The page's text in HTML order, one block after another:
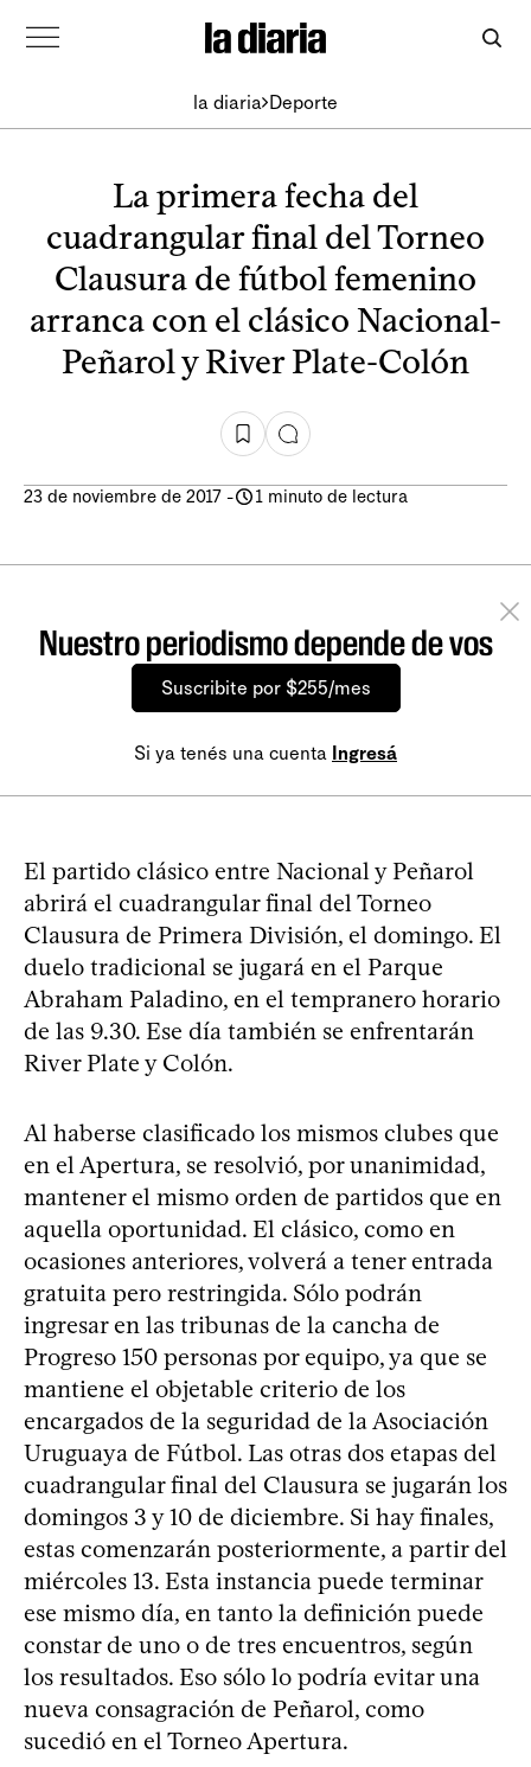
la diaria Deporte
La primera fecha del
cuadrangular final del Torneo
Clausura de fútbol femenino
arranca con el clásico Nacional-
Peñarol y River Plate-Colón
23 de noviembre de 2017 - 1 minuto de lectura
Nuestro periodismo depende de vos
Suscribite por $255/mes
Si ya tenés una cuenta Ingresá
El partido clásico entre Nacional y Peñarol
abrirá el cuadrangular final del Torneo
Clausura de Primera División, el domingo. El
duelo tradicional se jugará en el Parque
Abraham Paladino, en el tempranero horario
de las 9.30. Ese día también se enfrentarán
River Plate y Colón.
Al haberse clasificado los mismos clubes que
en el Apertura, se resolvió, por unanimidad,
mantener el mismo orden de partidos que en
aquella oportunidad. El clásico, como en
ocasiones anteriores, volverá a tener entrada
gratuita pero restringida. Sólo podrán
ingresar en las tribunas de la cancha de
Progreso 150 personas por equipo, ya que se
mantiene el objetable criterio de los
encargados de la seguridad de la Asociación
Uruguaya de Fútbol. Las otras dos etapas del
cuadrangular final del Clausura se jugarán los
domingos 3 y 10 de diciembre. Si hay finales,
estas comenzarán posteriormente, a partir del
miércoles 13. Esta instancia puede terminar
ese mismo día, en tanto la definición puede
constar de uno o de tres encuentros, según
los resultados. Eso sólo lo podría evitar una
nueva consagración de Peñarol, como
sucedió en el Torneo Apertura.